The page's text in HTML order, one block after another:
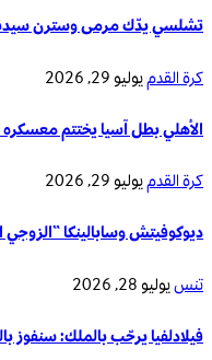
تشلسي يدّك مرمى وسترن
كرة القدميوليو 29, 2026
الأهلي بطل آسيا يختتم
كرة القدميوليو 29, 2026
ديوكوفيتش وسابالينكا
تنسيوليو 28, 2026
فيلادلفيا يرحّب بالملك: سنفوز